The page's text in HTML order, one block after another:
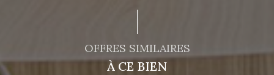
OFFRES SIMILAIRES
À CE BIEN